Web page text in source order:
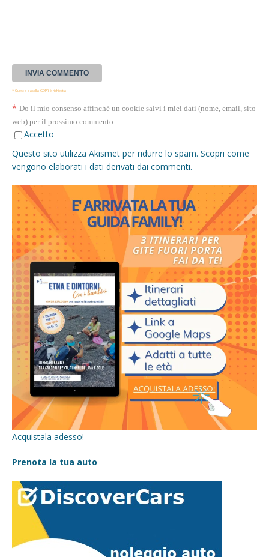
* Questa casella GDPR è richiesta
* Do il mio consenso affinché un cookie salvi i miei dati (nome, email, sito
web) per il prossimo commento.
Accetto
Questo sito utilizza Akismet per ridurre lo spam. Scopri come
vengono elaborati i dati derivati dai commenti.
Acquistala adesso!
Prenota la tua auto